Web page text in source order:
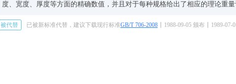
度、宽度、厚度等方面的精确数值，并且对于每种规格给出了相应的理论重
此外，标准还明确了热轧等边角钢在外形上的具体要求，比如直度、平直度
许偏差部分，则是针对实际生产过程中可能出现的尺寸变化给出了一定范围
被代替 已被新标准代替，建议下载现行标准GB/T 706-2008 1988-09-05 颁布 1989-07-